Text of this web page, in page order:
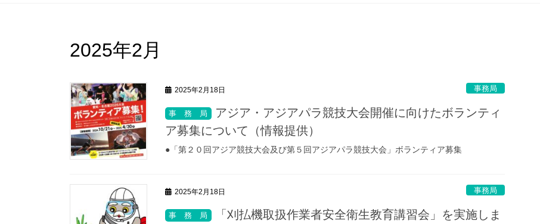
2025年2月
2025年2月18日 事務局
アジア・アジアパラ競技大会開催に向けたボランティ
ア募集について（情報提供）
●「第２０回アジア競技大会及び第５回アジアパラ競技大会」ボランティア募集
2025年2月18日 事務局
「刈払機取扱作業者安全衛生教育講習会」を実施しま